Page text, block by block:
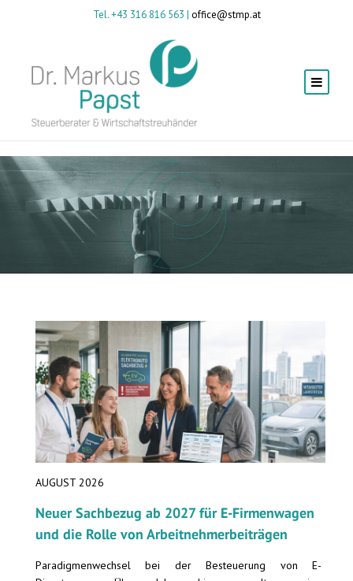
Tel. +43 316 816 563 | office@stmp.at
AUGUST 2026
Neuer Sachbezug ab 2027 für E-Firmenwagen
und die Rolle von Arbeitnehmer​­beiträgen
Paradigmenwechsel bei der Besteuerung von E-